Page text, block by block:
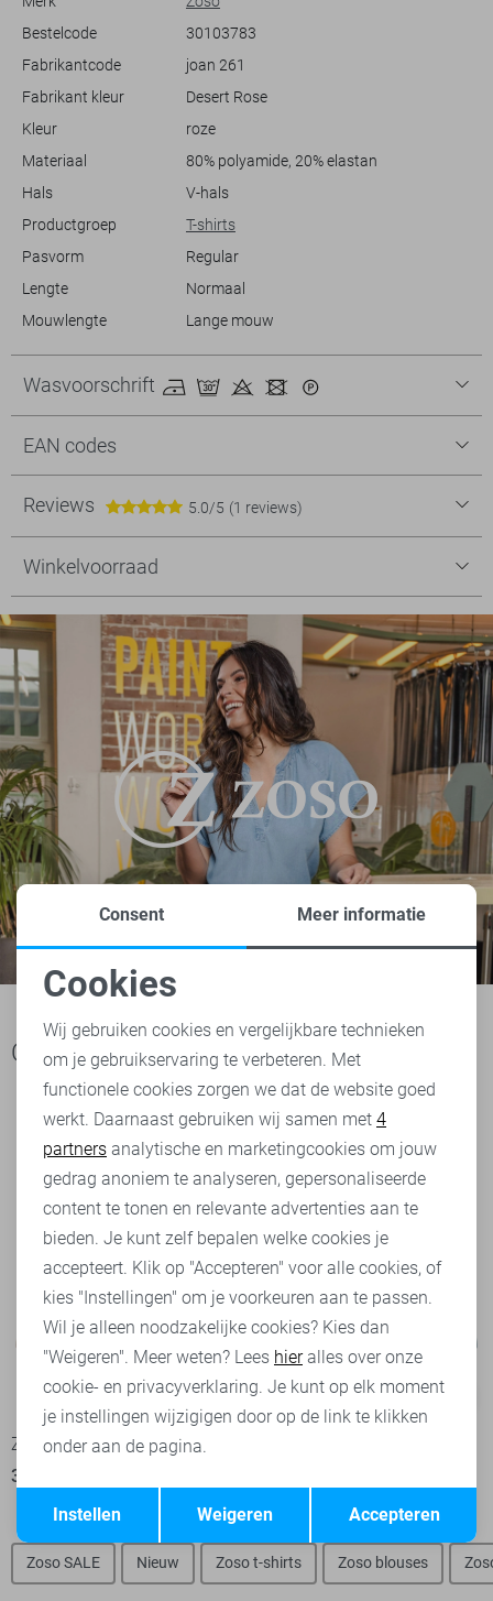
De lengte van dit Zoso T-shirt is normaal, waardoor je het makkelijk
kunt combineren met een jeans of een luchtige rok voor een frisse
look. Het tijdloze ontwerp en de vrouwelijke details maken het een
dag op kantoor hebt of een informele bijeenkomst, dit T-shirt biedt je
de perfecte balans tussen comfort en stijl. Het lichte materiaal en de
Bestelcode
30103783
Fabrikantcode
joan 261
Fabrikant kleur
Desert Rose
Kleur
roze
Materiaal
80% polyamide, 20% elastan
Hals
V-hals
Productgroep
T-shirts
Pasvorm
Regular
Lengte
Normaal
Mouwlengte
Lange mouw
Wasvoorschrift
EAN codes
Reviews 5.0/5 (1 reviews)
Winkelvoorraad
Ook het bekijken waard
-50%
Zoso T-shirt
35,00
-50%
Zoso SALE Nieuw Zoso t-shirts Zoso blouses
Noodzakelijke cookies
Personalisatie cookies
Analytische cookies
Marketing cookies
Terug Opslaan
Consent Meer informatie
Cookies
Wij gebruiken cookies en vergelijkbare technieken
om je gebruikservaring te verbeteren. Met
functionele cookies zorgen we dat de website goed
werkt. Daarnaast gebruiken wij samen met 4
partners analytische en marketingcookies om jouw
gedrag anoniem te analyseren, gepersonaliseerde
content te tonen en relevante advertenties aan te
bieden. Je kunt zelf bepalen welke cookies je
accepteert. Klik op "Accepteren" voor alle cookies, of
kies "Instellingen" om je voorkeuren aan te passen.
Wil je alleen noodzakelijke cookies? Kies dan
"Weigeren". Meer weten? Lees hieralles over onze
cookie- en privacyverklaring. Je kunt op elk moment
je instellingen wijzigigen door op de link te klikken
onder aan de pagina.
Accepteren
Weigeren
Instellen